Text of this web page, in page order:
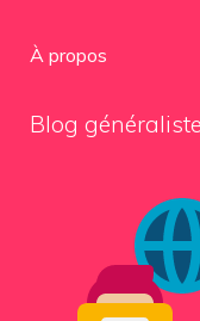
À propos
Blog